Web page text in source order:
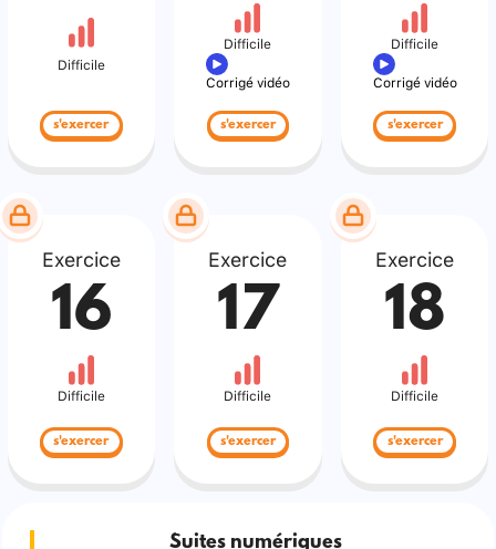
Difficile
s'exercer
Difficile
Corrigé vidéo
s'exercer
Difficile
Corrigé vidéo
s'exercer
Exercice
16
Difficile
s'exercer
Exercice
17
Difficile
s'exercer
Exercice
18
Difficile
s'exercer
Suites numériques